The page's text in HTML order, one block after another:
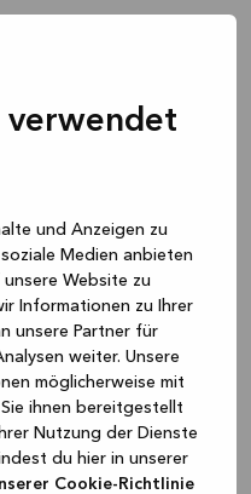
verwendet
und Anzeigen zu
Medien anbieten
Website zu
Informationen zu Ihrer
unsere Partner für
weiter. Unsere
möglicherweise mit
ihnen bereitgestellt
Nutzung der Dienste
du hier in unserer
Cookie-Richtlinie